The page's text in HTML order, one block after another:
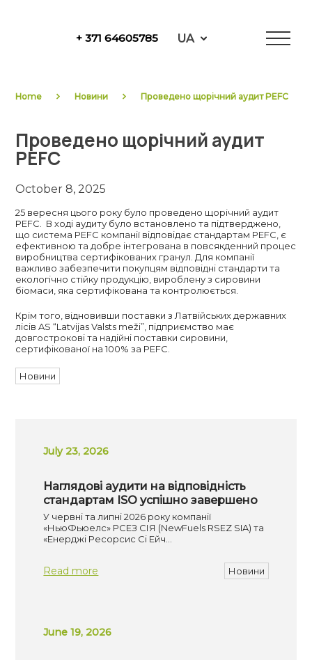
+ 371 64605785 UA
Home Новини Проведено щорічний аудит PEFC
Проведено щорічний аудит
PEFC
October 8, 2025
25 вересня цього року було проведено щорічний аудит
PEFC. В ході аудиту було встановлено та підтверджено,
що система PEFC компанії відповідає стандартам PEFC, є
ефективною та добре інтегрована в повсякденний процес
виробництва сертифікованих гранул. Для компанії
важливо забезпечити покупцям відповідні стандарти та
екологічно стійку продукцію, вироблену з сировини
біомаси, яка сертифікована та контролюється.
Крім того, відновивши поставки з Латвійських державних
лісів AS “Latvijas Valsts meži”, підприємство має
довгострокові та надійні поставки сировини,
сертифікованої на 100% за PEFC.
Новини
July 23, 2026
Наглядові аудити на відповідність
стандартам ISO успішно завершено
У червні та липні 2026 року компанії
«НьюФьюелс» РСЕЗ СІЯ (NewFuels RSEZ SIA) та
«Енерджі Ресорсис Сі Ейч…
Read more Новини
June 19, 2026